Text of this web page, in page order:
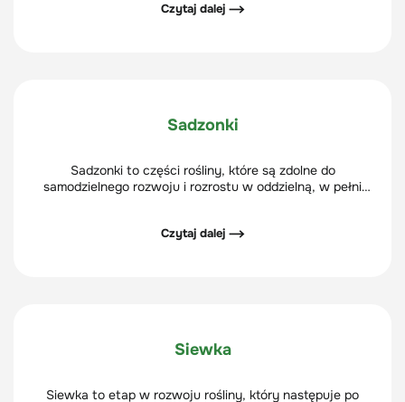
Czytaj dalej ⟶
Sadzonki
Sadzonki to części rośliny, które są zdolne do
samodzielnego rozwoju i rozrostu w oddzielną, w pełni
Czytaj dalej ⟶
Siewka
Siewka to etap w rozwoju rośliny, który następuje po